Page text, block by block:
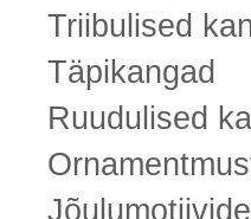
Triibulised
Täpikangad
Ruudulised